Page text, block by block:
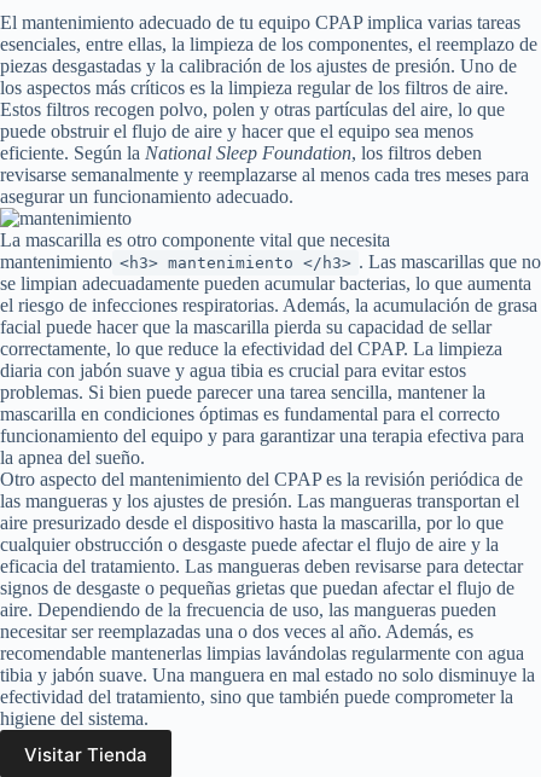
El mantenimiento adecuado de tu equipo CPAP implica varias tareas
esenciales, entre ellas, la limpieza de los componentes, el reemplazo de
piezas desgastadas y la calibración de los ajustes de presión. Uno de
los aspectos más críticos es la limpieza regular de los filtros de aire.
Estos filtros recogen polvo, polen y otras partículas del aire, lo que
puede obstruir el flujo de aire y hacer que el equipo sea menos
eficiente. Según la National Sleep Foundation, los filtros deben
revisarse semanalmente y reemplazarse al menos cada tres meses para
asegurar un funcionamiento adecuado.
La mascarilla es otro componente vital que necesita
mantenimiento <h3> mantenimiento </h3> . Las mascarillas que no
se limpian adecuadamente pueden acumular bacterias, lo que aumenta
el riesgo de infecciones respiratorias. Además, la acumulación de grasa
facial puede hacer que la mascarilla pierda su capacidad de sellar
correctamente, lo que reduce la efectividad del CPAP. La limpieza
diaria con jabón suave y agua tibia es crucial para evitar estos
problemas. Si bien puede parecer una tarea sencilla, mantener la
mascarilla en condiciones óptimas es fundamental para el correcto
funcionamiento del equipo y para garantizar una terapia efectiva para
la apnea del sueño.
Otro aspecto del mantenimiento del CPAP es la revisión periódica de
las mangueras y los ajustes de presión. Las mangueras transportan el
aire presurizado desde el dispositivo hasta la mascarilla, por lo que
cualquier obstrucción o desgaste puede afectar el flujo de aire y la
eficacia del tratamiento. Las mangueras deben revisarse para detectar
signos de desgaste o pequeñas grietas que puedan afectar el flujo de
aire. Dependiendo de la frecuencia de uso, las mangueras pueden
necesitar ser reemplazadas una o dos veces al año. Además, es
recomendable mantenerlas limpias lavándolas regularmente con agua
tibia y jabón suave. Una manguera en mal estado no solo disminuye la
efectividad del tratamiento, sino que también puede comprometer la
higiene del sistema.
Visitar Tienda